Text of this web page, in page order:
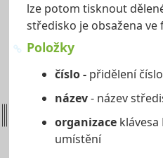
lze potom tisknout
středisko je obsažena ve
Položky
číslo - přidělení
název- název
organizace
umístění